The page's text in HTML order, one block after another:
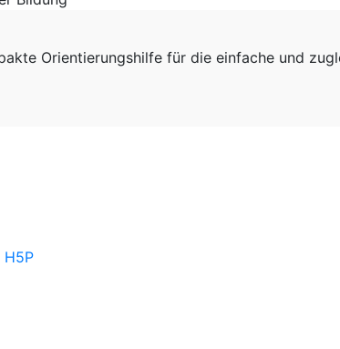
Orientierungshilfe für die einfache und
H5P